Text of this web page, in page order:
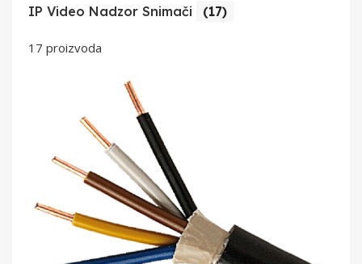
IP Video Nadzor Snimači (17)
17 proizvoda